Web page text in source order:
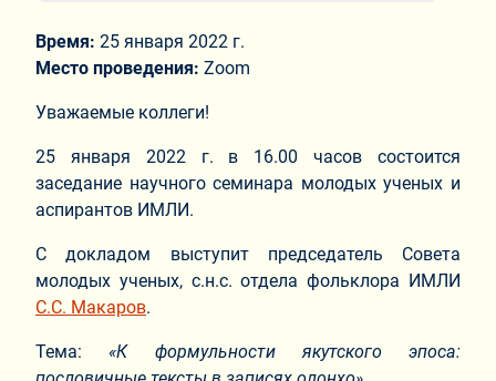
Время: 25 января 2022 г.
Место проведения: Zoom
Уважаемые коллеги!
25 января 2022 г. в 16.00 часов состоится
заседание научного семинара молодых ученых и
аспирантов ИМЛИ.
С докладом выступит председатель Совета
молодых ученых, с.н.с. отдела фольклора ИМЛИ
С.C. Макаров.
Тема:«К формульности якутского эпоса: